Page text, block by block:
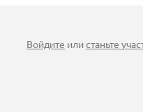
Войдите илистаньте